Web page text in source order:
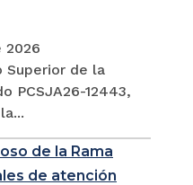
2026
Superior de la
PCSJA26-12443,
de la Rama
de atención